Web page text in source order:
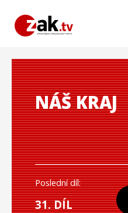
NÁŠ KRAJ
Poslední díl:
31. DÍL